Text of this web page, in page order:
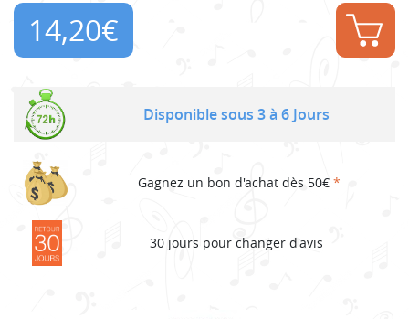
14,20€
Disponible sous 3 à 6 Jours
Gagnez un bon d'achat dès 50€ *
30 jours pour changer d'avis